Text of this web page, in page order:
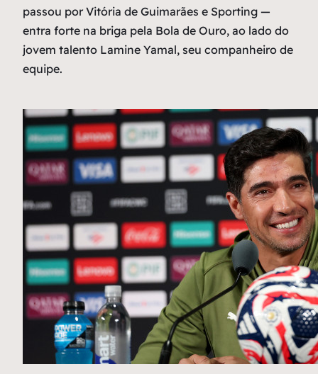
passou por Vitória de Guimarães e Sporting —
entra forte na briga pela Bola de Ouro, ao lado do
jovem talento Lamine Yamal, seu companheiro de
equipe.